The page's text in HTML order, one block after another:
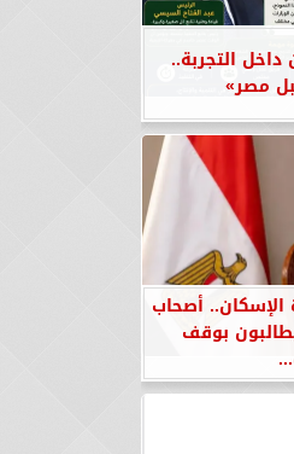
التجربة..
مصر»
الإسكان.. أصحاب
بوقف